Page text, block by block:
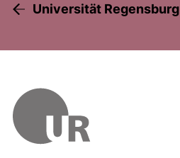
Universität Regensburg